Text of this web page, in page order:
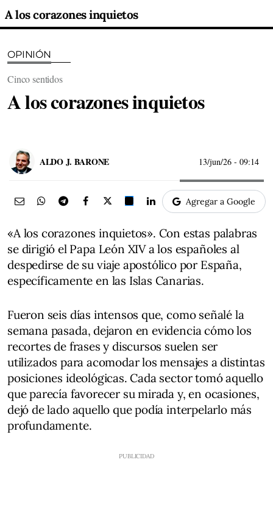
A los corazones inquietos
OPINIÓN
Cinco sentidos
A los corazones inquietos
ALDO J. BARONE 13/jun/26 - 09:14
Agregar a Google
«A los corazones inquietos». Con estas palabras
se dirigió el Papa León XIV a los españoles al
despedirse de su viaje apostólico por España,
específicamente en las Islas Canarias.
Fueron seis días intensos que, como señalé la
semana pasada, dejaron en evidencia cómo los
recortes de frases y discursos suelen ser
utilizados para acomodar los mensajes a distintas
posiciones ideológicas. Cada sector tomó aquello
que parecía favorecer su mirada y, en ocasiones,
dejó de lado aquello que podía interpelarlo más
profundamente.